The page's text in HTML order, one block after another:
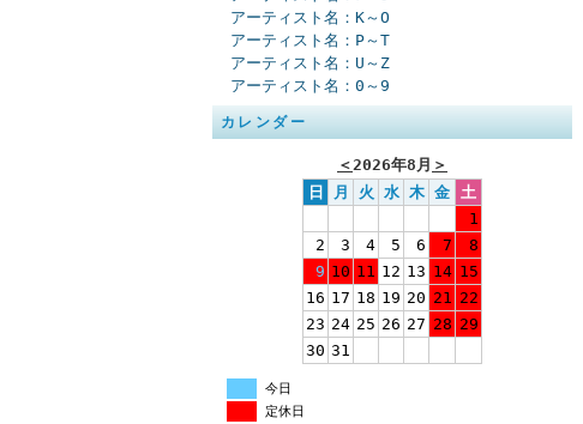
アーティスト名：K～O
アーティスト名：P～T
アーティスト名：U～Z
アーティスト名：0～9
カレンダー
＜2026年8月 ＞
日
月 火 水 木 金 土
1
2
3 4 5 6 7
8
9 10 11 12 13 14 15
16 17 18 19 20 21 22
23 24 25 26 27 28 29
30 31
今日
定休日